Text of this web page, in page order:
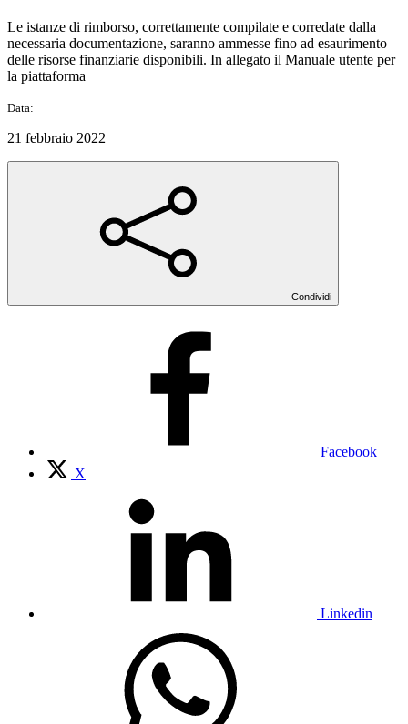
Le istanze di rimborso, correttamente compilate e corredate dalla
necessaria documentazione, saranno ammesse fino ad esaurimento
delle risorse finanziarie disponibili. In allegato il Manuale utente per
la piattaforma
Data:
21 febbraio 2022
Condividi
Facebook
X
Linkedin